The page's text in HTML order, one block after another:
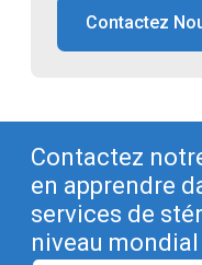
Contactez
Contactez
en apprendre
services de
niveau mondial